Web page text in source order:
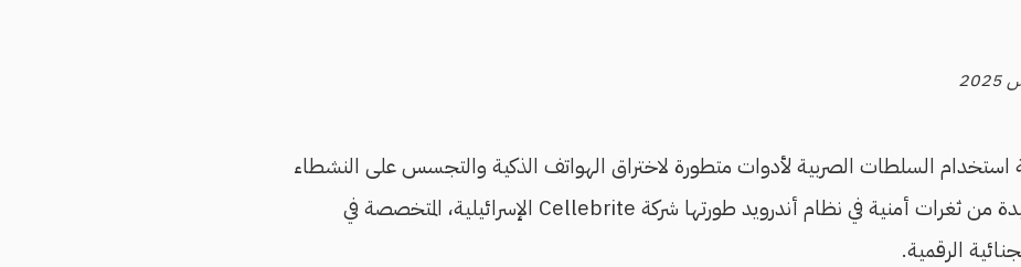
استخدام السلطات الصربية لأدوات متطورة لاختراق الهواتف الذكية والتجسس على النشطاء
والصحفيين، مستفيدة من ثغرات أمنية في نظام أندرويد طورتها شركة Cellebrite الإسرائيلية، المتخصصة في
الرقمية.